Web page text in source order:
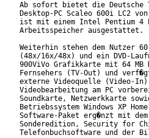
Ab sofort bietet die Deutsche
Desktop-PC Scaleo 600i LC2
ist mit einem Intel Pentium 4
Arbeitsspeicher ausgestattet.
Weiterhin stehen dem Nutzer
(48x/16x/48x) und ein DVD-
900ViVo Grafikkarte mit 64 MB
Fernsehers (TV-Out) und
externe Videoquelle (Video-
Videobearbeitung am PC
Soundkarte, Netzwerkkarte
Betriebssystem Windows XP
Software-Paket erg�nzt mit
Sonderedition, Security for
Telefonbuchsoftware und der